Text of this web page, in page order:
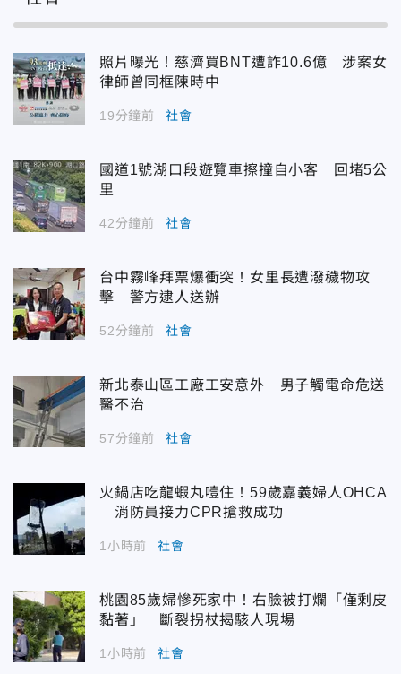
照片曝光！慈濟買BNT遭詐10.6億 涉案女
律師曾同框陳時中
19分鐘前 社會
國道1號湖口段遊覽車擦撞自小客 回堵5公
里
42分鐘前 社會
台中霧峰拜票爆衝突！女里長遭潑穢物攻
擊 警方逮人送辦
52分鐘前 社會
新北泰山區工廠工安意外 男子觸電命危送
醫不治
57分鐘前 社會
火鍋店吃龍蝦丸噎住！59歲嘉義婦人OHCA
消防員接力CPR搶救成功
1小時前 社會
桃園85歲婦慘死家中！右臉被打爛「僅剩皮
黏著」 斷裂拐杖揭駭人現場
1小時前 社會